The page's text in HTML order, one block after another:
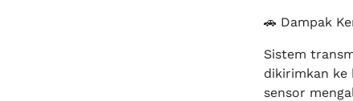
🚗 Dampak
Sistem
dikirimkan ke
sensor